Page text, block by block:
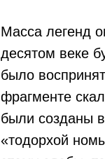
Масса легенд
десятом веке
было
фрагменте
были созданы
«тодорхой